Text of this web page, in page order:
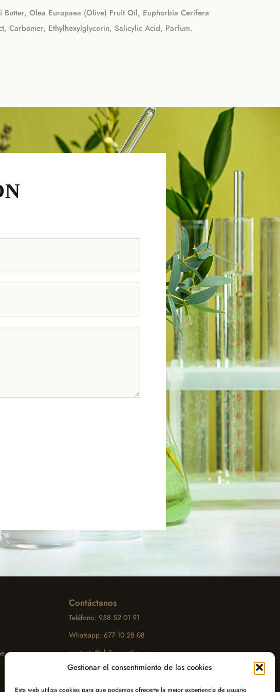
Gestionar el consentimiento de las cookies
Esta web utiliza cookies para que podamos ofrecerte la mejor experiencia de usuario
Butter, Olea Europaea (Olive) Fruit Oil, Euphorbia Cerifera
Carbomer, Ethylhexylglycerin, Salicylic Acid, Parfum.
Contáctanos
Teléfono: 958 52 01 91
Whatsapp: 677 10 28 08
contacto@ab7cosmetica.es